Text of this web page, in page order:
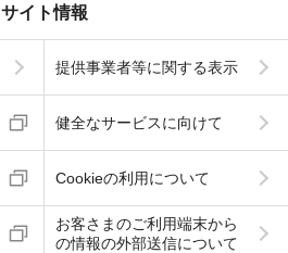
サイト情報
提供事業者等に関する表示
健全なサービスに向けて
Cookieの利用について
お客さまのご利用端末から
の情報の外部送信について